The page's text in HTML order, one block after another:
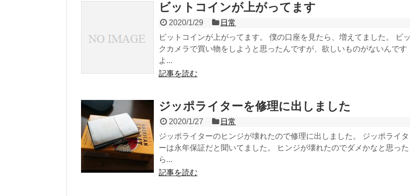
ビットコインが上がってます
2020/1/29
日常
ビットコインが上がってます。 僕の口座を見たら、増えてました。 ビッ
クカメラで買い物をしようと思ったんですが、欲しいものがないんです
よ...
記事を読む
ジッポライターを修理に出しました
2020/1/27
日常
ジッポライターのヒンジが壊れたので修理に出しました。 ジッポライタ
ーは永年保証だと聞いてました。 ヒンジが壊れたのでダメかなと思った
ら...
記事を読む